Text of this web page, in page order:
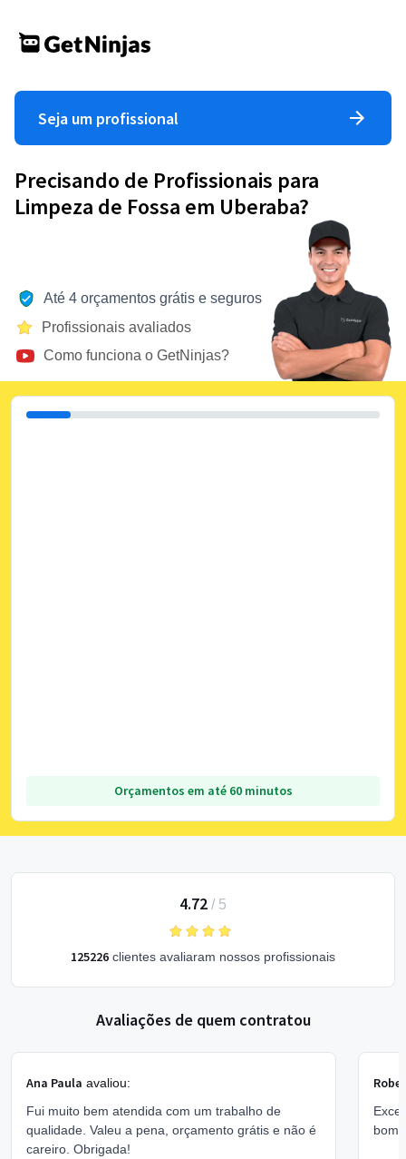
Seja um profissional
Precisando de Profissionais para
Limpeza de Fossa em Uberaba?
Até 4 orçamentos grátis e seguros
Profissionais avaliados
Como funciona o GetNinjas?
Orçamentos em até 60 minutos
4.72 / 5
125226 clientes avaliaram nossos profissionais
Avaliações de quem contratou
Ana Paula avaliou:
Fui muito bem atendida com um trabalho de
qualidade. Valeu a pena, orçamento grátis e não é
careiro. Obrigada!
bom